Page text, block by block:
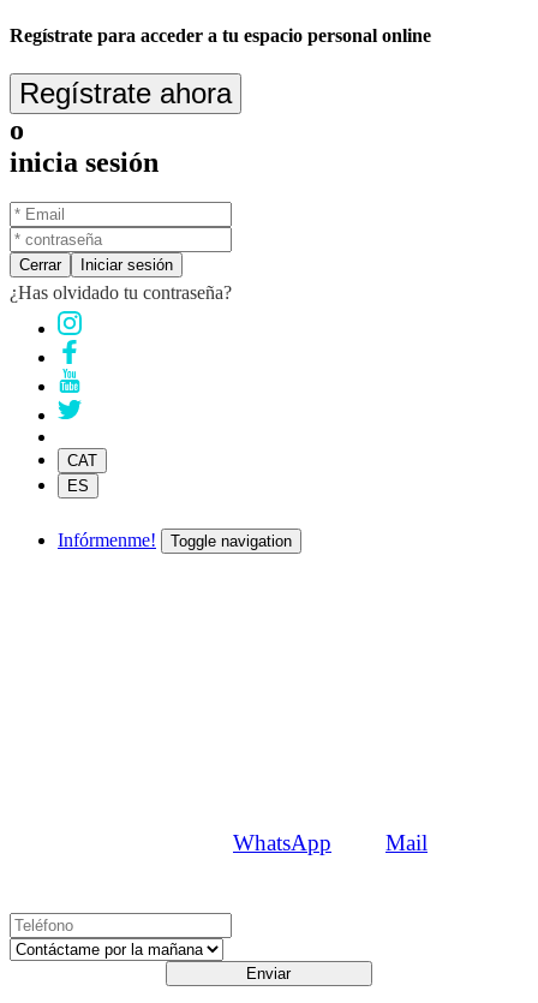
Regístrate para acceder a tu espacio personal online
Regístrate ahora
o
inicia sesión
Cerrar Iniciar sesión
¿Has olvidado tu contraseña?
CAT
ES
Infórmenme! Toggle navigation
WhatsApp
Mail
Enviar